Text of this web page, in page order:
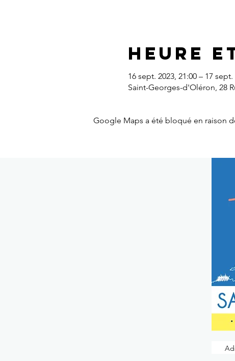
Heure
16 sept. 2023, 21:00 – 17 sept.
Saint-Georges-d'Oléron, 28
Google Maps a été bloqué en raison